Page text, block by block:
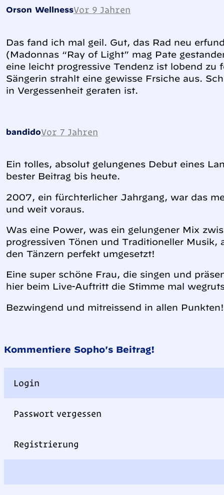
Orson WellnessVor 9 Jahren
Das fand ich mal geil. Gut, das Rad neu
(Madonnas “Ray of Light” mag Pate
eine leicht progressive Tendenz ist lobend zu
Sängerin strahlt eine gewisse Frsiche aus.
in Vergessenheit geraten ist.
bandidoVor 7 Jahren
Ein tolles, absolut gelungenes Debut eines
bester Beitrag bis heute.
2007, ein fürchterlicher Jahrgang, war das
und weit voraus.
Was eine Power, was ein gelungener Mix
progressiven Tönen und Traditioneller Musik,
den Tänzern perfekt umgesetzt!
Eine super schöne Frau, die singen und
hier beim Live-Auftritt die Stimme mal
Bezwingend und mitreissend in allen Punkten!
Kommentiere Sopho's Beitrag!
Login
Passwort vergessen
Registrierung